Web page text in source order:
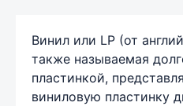
Винил или LP (от
также называемая
пластинкой,
виниловую пластинку